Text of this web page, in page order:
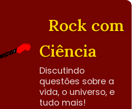
Rock com
Ciência
Discutindo
questões sobre a
vida, o universo, e
tudo mais!